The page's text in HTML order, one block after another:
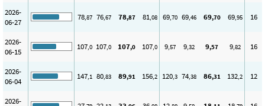
2026-
06-27
78,87 76,67 78,87 81,08 69,70 69,46 69,70 69,95 16
2026-
06-15
107,0 107,0 107,0 107,0 9,57 9,32 9,57 9,82 16
2026-
06-04
147,1 80,83 89,91 156,2 120,3 74,38 86,31 132,2 12
2026-